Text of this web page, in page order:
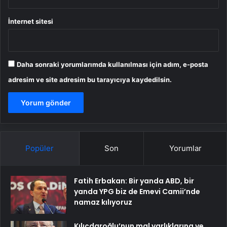
İnternet sitesi
Daha sonraki yorumlarımda kullanılması için adım, e-posta
adresim ve site adresim bu tarayıcıya kaydedilsin.
Popüler Son Yorumlar
Fatih Erbakan: Bir yanda ABD, bir
yanda YPG biz de Emevi Camii’nde
namaz kılıyoruz